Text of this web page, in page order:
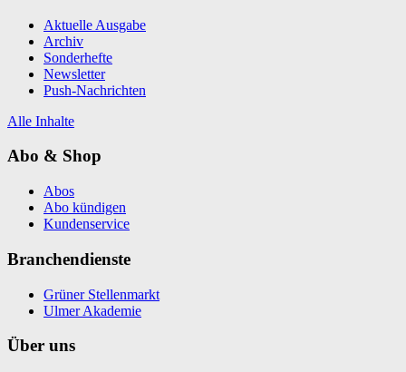
Aktuelle Ausgabe
Archiv
Sonderhefte
Newsletter
Push-Nachrichten
Alle Inhalte
Abo & Shop
Abos
Abo kündigen
Kundenservice
Branchendienste
Grüner Stellenmarkt
Ulmer Akademie
Über uns